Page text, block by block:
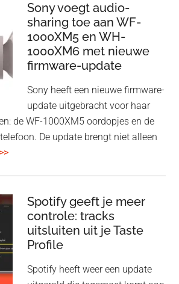
Sony voegt audio-
sharing toe aan WF-
1000XM5 en WH-
1000XM6 met nieuwe
firmware-update
Sony heeft een nieuwe firmware-
update uitgebracht voor haar
de WF-1000XM5 oordopjes en de
De update brengt niet alleen
>>overSony
sharing
WF-
en
Spotify geeft je meer
controle: tracks
uitsluiten uit je Taste
Profile
Spotify heeft weer een update